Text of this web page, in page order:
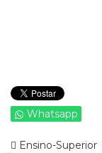
Whatsapp
Ensino-Superior